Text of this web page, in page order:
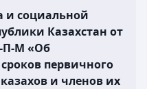
и социальной
Казахстан от
П-М «Об
первичного
и членов их